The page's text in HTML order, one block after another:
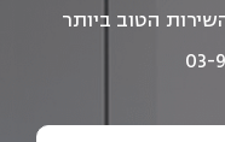
הטוב ביותר